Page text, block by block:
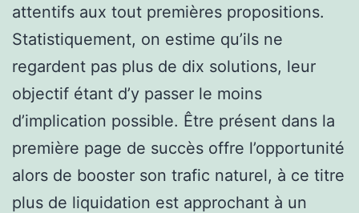
attentifs aux tout premières propositions.
Statistiquement, on estime qu’ils ne
regardent pas plus de dix solutions, leur
objectif étant d’y passer le moins
d’implication possible. Être présent dans la
première page de succès offre l’opportunité
alors de booster son trafic naturel, à ce titre
plus de liquidation est approchant à un